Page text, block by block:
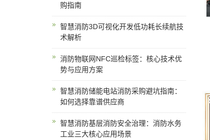
购指南
智慧消防3D可视化开发低功耗长续航技
术解析
消防物联网NFC巡检标签：核心技术优
势与应用方案
智慧消防储能电站消防采购避坑指南：
如何选择靠谱供应商
智慧消防基层消防安全治理：消防水务
工业三大核心应用场景